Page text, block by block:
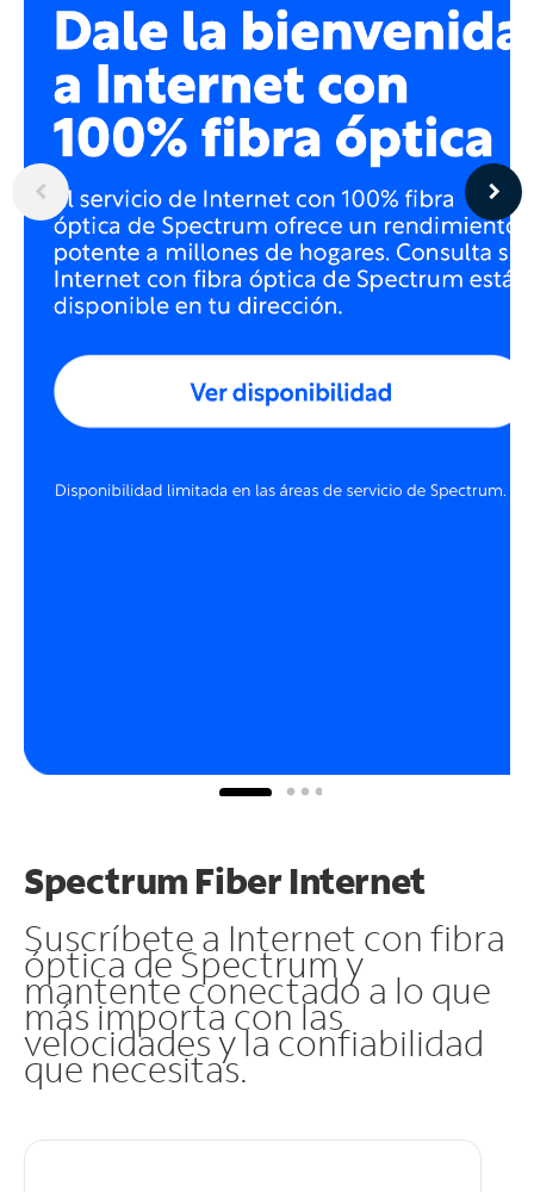
Spectrum Fiber Internet
Suscríbete a Internet con fibra
óptica de Spectrum y
mantente conectado a lo que
más importa con las
velocidades y la confiabilidad
que necesitas.